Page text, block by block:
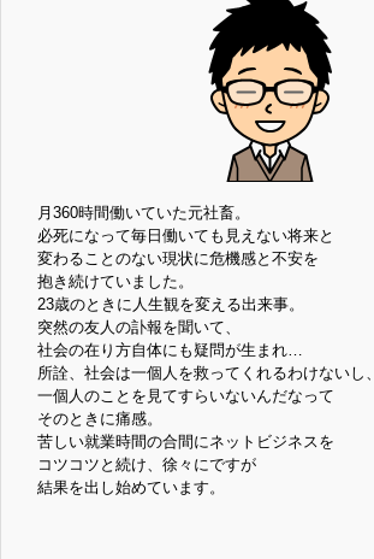
月360時間働いていた元社畜。
必死になって毎日働いても見えない将来と
変わることのない現状に危機感と不安を
抱き続けていました。
23歳のときに人生観を変える出来事。
突然の友人の訃報を聞いて、
社会の在り方自体にも疑問が生まれ…
所詮、社会は一個人を救ってくれるわけないし、
一個人のことを見てすらいないんだなって
そのときに痛感。
苦しい就業時間の合間にネットビジネスを
コツコツと続け、徐々にですが
結果を出し始めています。